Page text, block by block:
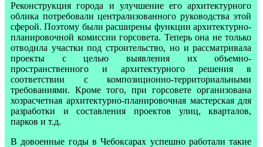
Реконструкция города и улучшение его архитектурного
облика потребовали централизованного руководства этой
сферой. Поэтому были расширены функции архитектурно-
планировочной комиссии горсовета. Теперь она не только
отводила участки под строительство, но и рассматривала
проекты с целью выявления их объемно-
пространственного и архитектурного решения в
соответствии с композиционно-территориальными
требованиями. Кроме того, при горсовете организована
хозрасчетная архитектурно-планировочная мастерская для
разработки и составления проектов улиц, кварталов,
парков и т.д.
В довоенные годы в Чебоксарах успешно работали такие